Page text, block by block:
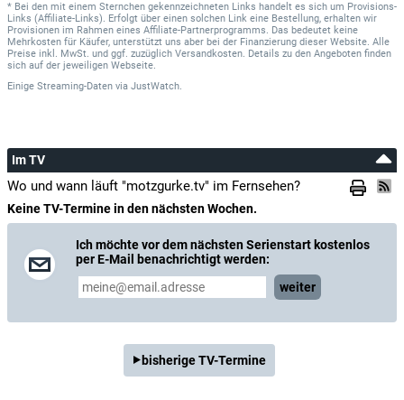
* Bei den mit einem Sternchen gekennzeichneten Links handelt es sich um Provisions-
Links (Affiliate-Links). Erfolgt über einen solchen Link eine Bestellung, erhalten wir
Provisionen im Rahmen eines Affiliate-Partnerprogramms. Das bedeutet keine
Mehrkosten für Käufer, unterstützt uns aber bei der Finanzierung dieser Website. Alle
Preise inkl. MwSt. und ggf. zuzüglich Versandkosten. Details zu den Angeboten finden
sich auf der jeweiligen Webseite.
Einige Streaming-Daten via JustWatch.
Im TV
Wo und wann läuft "motzgurke.tv" im Fernsehen?
Keine TV-Termine in den nächsten Wochen.
Ich möchte vor dem nächsten Serienstart kostenlos
per E-Mail benachrichtigt werden:
weiter
bisherige TV-Termine